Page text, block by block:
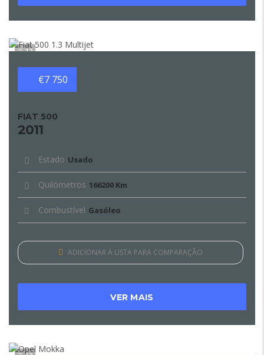
12
€7 750
FIAT 500
2011
Estado Usado
Quilómetros 166200 Km
Combustível Gasóleo
ADICIONAR À LISTA PARA COMPARAÇÃO
VER MAIS